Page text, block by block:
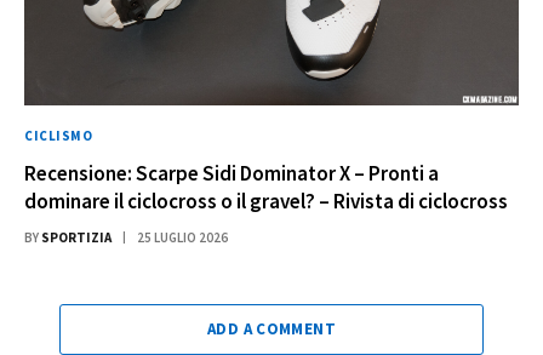
CICLISMO
Recensione: Scarpe Sidi Dominator X – Pronti a
dominare il ciclocross o il gravel? – Rivista di ciclocross
BY SPORTIZIA 25 LUGLIO 2026
ADD A COMMENT